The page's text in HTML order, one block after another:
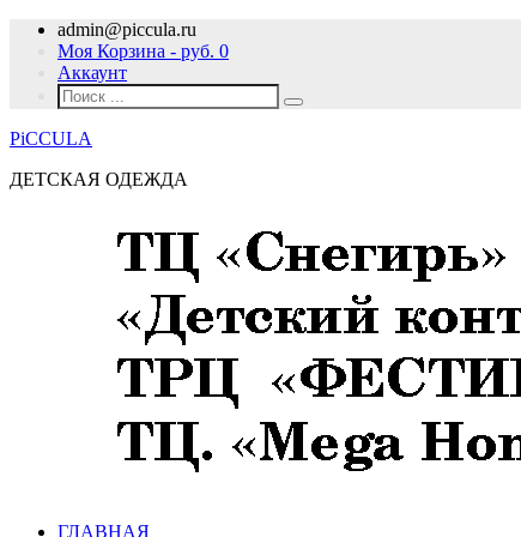
admin@piccula.ru
Моя Корзина - руб. 0
Аккаунт
PiCCULA
ДЕТСКАЯ ОДЕЖДА
ГЛАВНАЯ